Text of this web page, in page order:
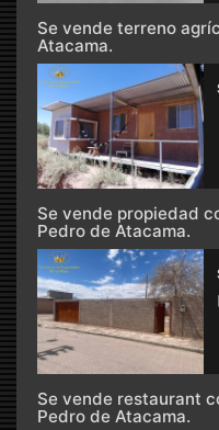
Se vende terreno
Atacama.
Se vende propiedad
Pedro de Atacama.
Se vende restaurant
Pedro de Atacama.